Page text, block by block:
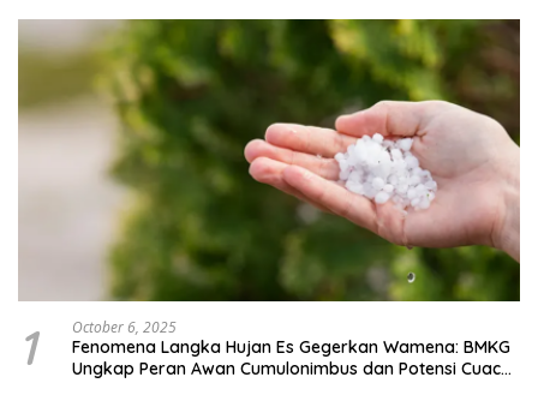
1 October 6, 2025
Fenomena Langka Hujan Es Gegerkan Wamena: BMKG
Ungkap Peran Awan Cumulonimbus dan Potensi Cuaca